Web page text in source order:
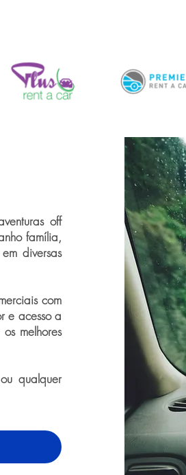
off
família,
diversas
com
e acesso a
melhores
qualquer